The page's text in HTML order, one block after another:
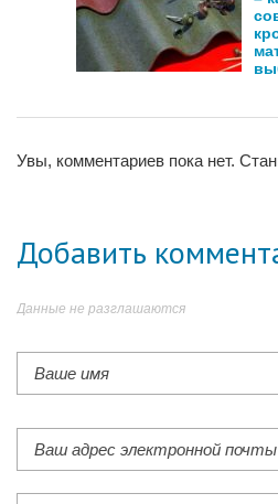
Увы, комментариев пока нет.
Добавить
Данные не разглашаются